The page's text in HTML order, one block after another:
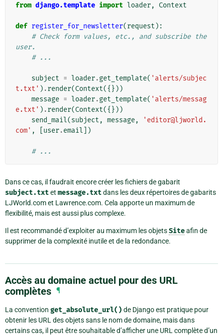
from django.template import loader, Context
def register_for_newsletter(request ):
# Check form values, etc., and subscribe the
user.
# ...
subject = loader.get_template( 'alerts/subjec
t.txt' ) .render(Context({}))
message = loader.get_template( 'alerts/messag
e.txt' ) .render(Context({}))
send_mail(subject , message,
'editor@ljworld.
com' , user.email ])
# ...
Dans ce cas, il faudrait encore créer les fichiers de gabarit
subject.txtet message.txtdans les deux répertoires de gabarits
LJWorld.com et Lawrence.com. Cela apporte un maximum de
flexibilité, mais est aussi plus complexe.
Il est recommandé d’exploiter au maximum les objetsSiteafin de
supprimer de la complexité inutile et de la redondance.
Accès au domaine actuel pour des URL
complètes ¶
La convention get_absolute_url() de Django est pratique pour
obtenir les URL des objets sans le nom de domaine, mais dans
certains cas, il peut être souhaitable d’afficher une URL complète d’un